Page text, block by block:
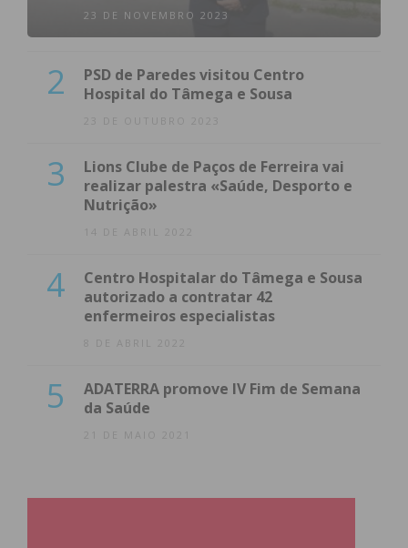
23 DE NOVEMBRO 2023
2
PSD de Paredes visitou Centro
Hospital do Tâmega e Sousa
23 DE OUTUBRO 2023
3
Lions Clube de Paços de Ferreira vai
realizar palestra «Saúde, Desporto e
Nutrição»
14 DE ABRIL 2022
4
Centro Hospitalar do Tâmega e Sousa
autorizado a contratar 42
enfermeiros especialistas
8 DE ABRIL 2022
5
ADATERRA promove IV Fim de Semana
da Saúde
21 DE MAIO 2021